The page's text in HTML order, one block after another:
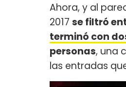
Ahora, y al
2017 se filtró
terminó con
personas, una
las entradas